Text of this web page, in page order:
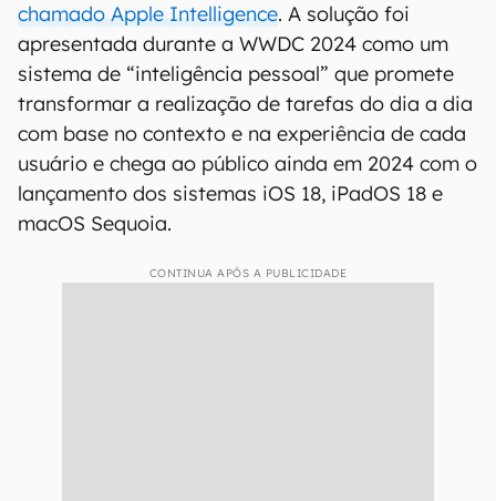
chamado Apple Intelligence. A solução foi
apresentada durante a WWDC 2024 como um
sistema de “inteligência pessoal” que promete
transformar a realização de tarefas do dia a dia
com base no contexto e na experiência de cada
usuário e chega ao público ainda em 2024 com o
lançamento dos sistemas iOS 18, iPadOS 18 e
macOS Sequoia.
CONTINUA APÓS A PUBLICIDADE